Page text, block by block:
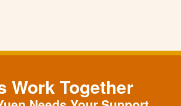
Work Together